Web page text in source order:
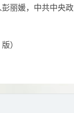
媛，中共中央
）